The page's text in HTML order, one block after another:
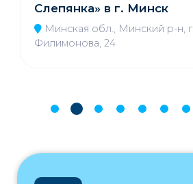
Слепянка» в г. Минск
Минская обл., Минский р-н,
Филимонова, 24